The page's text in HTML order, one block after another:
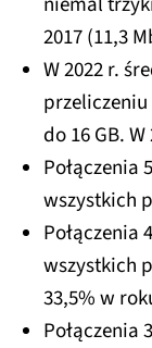
2017 (11,3
W 2022 r.
do 16 GB.
Połączenia
wszystkich
Połączenia
wszystkich
33,5% w
Połączenia